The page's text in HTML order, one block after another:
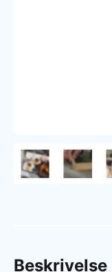
Beskrivelse